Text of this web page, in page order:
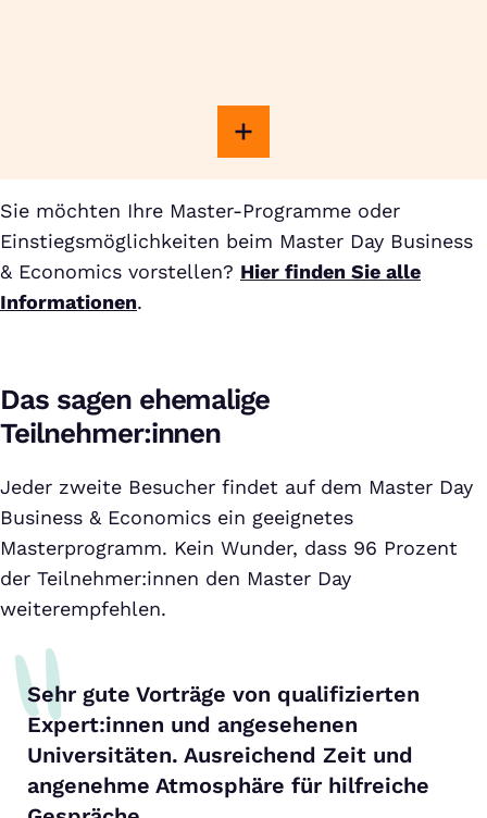
Sie möchten Ihre Master-Programme oder
Einstiegsmöglichkeiten beim Master Day Business
& Economics vorstellen? Hier finden Sie alle
Informationen.
Das sagen ehemalige
Teilnehmer:innen
Jeder zweite Besucher findet auf dem Master Day
Business & Economics ein geeignetes
Masterprogramm. Kein Wunder, dass 96 Prozent
der Teilnehmer:innen den Master Day
weiterempfehlen.
Sehr gute Vorträge von qualifizierten
Expert:innen und angesehenen
Universitäten. Ausreichend Zeit und
angenehme Atmosphäre für hilfreiche